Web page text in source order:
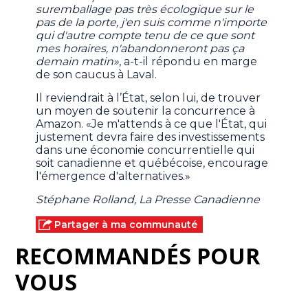
suremballage pas très écologique sur le
pas de la porte, j'en suis comme n'importe
qui d'autre compte tenu de ce que sont
mes horaires, n'abandonneront pas ça
demain matin», a-t-il répondu en marge
de son caucus à Laval.
Il reviendrait à l’État, selon lui, de trouver
un moyen de soutenir la concurrence à
Amazon. «Je m'attends à ce que l'État, qui
justement devra faire des investissements
dans une économie concurrentielle qui
soit canadienne et québécoise, encourage
l'émergence d'alternatives.»
Stéphane Rolland, La Presse Canadienne
Partager à ma communauté
RECOMMANDÉS POUR
VOUS